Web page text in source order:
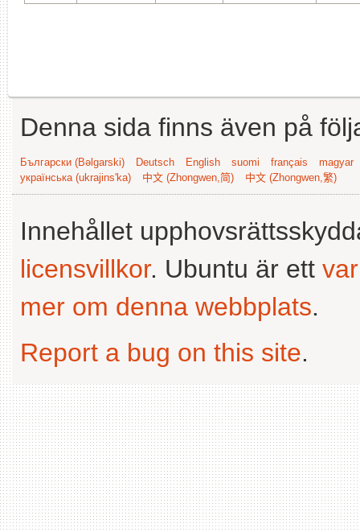
Denna sida finns även på
Български (Bəlgarski) Deutsch English suomi français
magyar
українська (ukrajins'ka)
中文 (Zhongwen,简) 中文 (Zhongwen,繁)
Innehållet
licensvillkor. Ubuntu är ett
mer om denna webbplats.
Report a bug on this site.